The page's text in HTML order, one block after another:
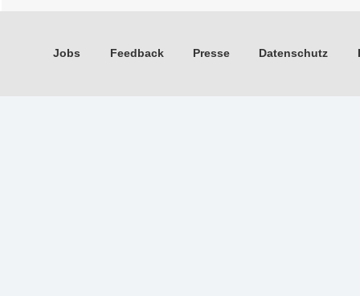
Jobs Feedback Presse Datenschutz